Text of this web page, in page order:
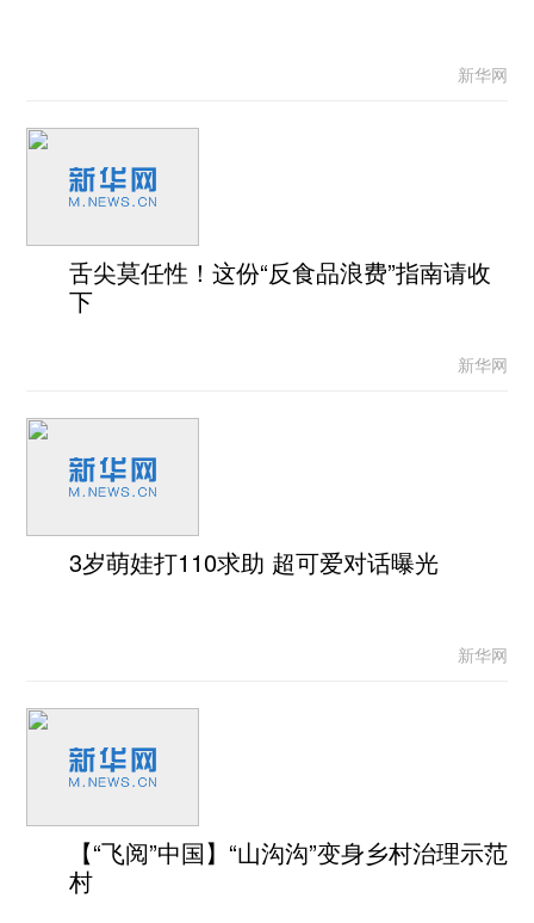
新华网
舌尖莫任性！这份“反食品浪费”指南请收
下
新华网
3岁萌娃打110求助 超可爱对话曝光
新华网
【“飞阅”中国】“山沟沟”变身乡村治理示范
村